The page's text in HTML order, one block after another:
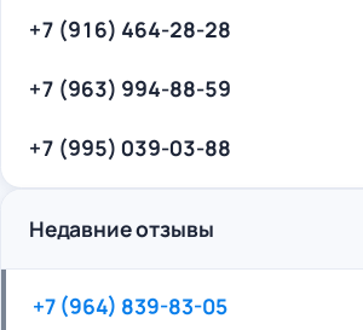
+7 (916) 464-28-28
+7 (963) 994-88-59
+7 (995) 039-03-88
Недавние отзывы
+7 (964) 839-83-05